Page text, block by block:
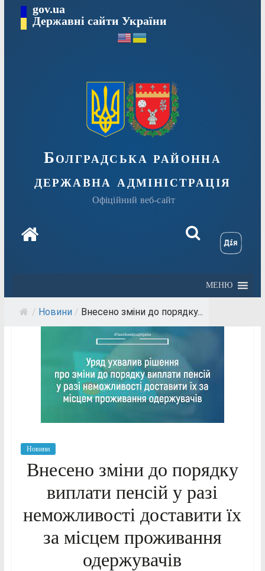
Перейтиgov.ua
Державні сайти України
Болградська районна
державна адміністрація
Офіційний веб-сайт
МЕНЮ
/ Новини / Внесено зміни до порядку...
Новини
Внесено зміни до порядку
виплати пенсій у разі
неможливості доставити їх
за місцем проживання
одержувачів